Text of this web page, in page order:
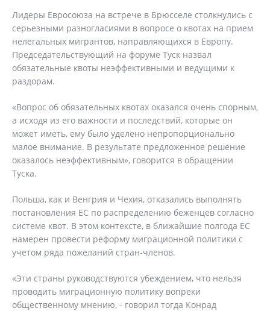
Лидеры Евросоюза на встрече в Брюсселе столкнулись с
серьезными разногласиями в вопросе о квотах на прием
нелегальных мигрантов, направляющихся в Европу.
Председательствующий на форуме Туск назвал
обязательные квоты неэффективными и ведущими к
раздорам.
«Вопрос об обязательных квотах оказался очень спорным,
а исходя из его важности и последствий, которые он
может иметь, ему было уделено непропорционально
малое внимание. В результате предложенное решение
оказалось неэффективным», говорится в обращении
Туска.
Польша, как и Венгрия и Чехия, отказались выполнять
постановления ЕС по распределению беженцев согласно
системе квот. В этом контексте, в ближайшие полгода ЕС
намерен провести реформу миграционной политики с
учетом ряда пожеланий стран-членов.
«Эти страны руководствуются убеждением, что нельзя
проводить миграционную политику вопреки
общественному мнению, - говорил тогда Конрад